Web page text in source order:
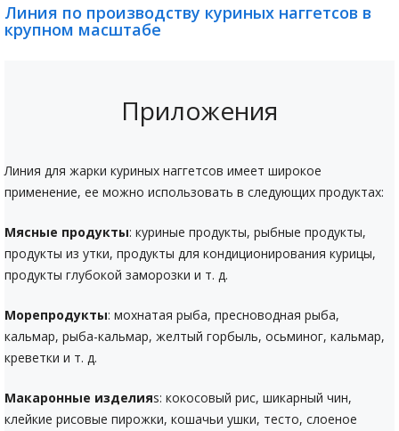
Линия по производству куриных наггетсов в
крупном масштабе
Приложения
Линия для жарки куриных наггетсов имеет широкое
применение, ее можно использовать в следующих продуктах:
Мясные продукты: куриные продукты, рыбные продукты,
продукты из утки, продукты для кондиционирования курицы,
продукты глубокой заморозки и т. д.
Морепродукты: мохнатая рыба, пресноводная рыба,
кальмар, рыба-кальмар, желтый горбыль, осьминог, кальмар,
креветки и т. д.
Макаронные изделияs: кокосовый рис, шикарный чин,
клейкие рисовые пирожки, кошачьи ушки, тесто, слоеное